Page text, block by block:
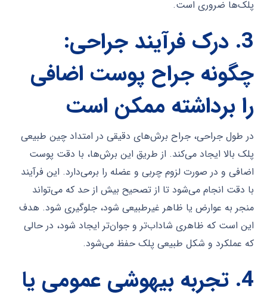
پلک‌ها ضروری است.
3. درک فرآیند جراحی:
چگونه جراح پوست اضافی
را برداشته ممکن است
در طول جراحی، جراح برش‌های دقیقی در امتداد چین طبیعی
پلک بالا ایجاد می‌کند. از طریق این برش‌ها، با دقت پوست
اضافی و در صورت لزوم چربی و عضله را برمی‌دارد. این فرآیند
با دقت انجام می‌شود تا از تصحیح بیش از حد که می‌تواند
منجر به عوارض یا ظاهر غیرطبیعی شود، جلوگیری شود. هدف
این است که ظاهری شاداب‌تر و جوان‌تر ایجاد شود، در حالی
که عملکرد و شکل طبیعی پلک حفظ می‌شود.
4. تجربه بیهوشی عمومی یا